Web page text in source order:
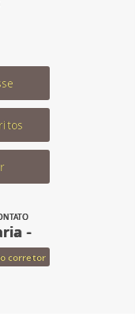
-
corretor